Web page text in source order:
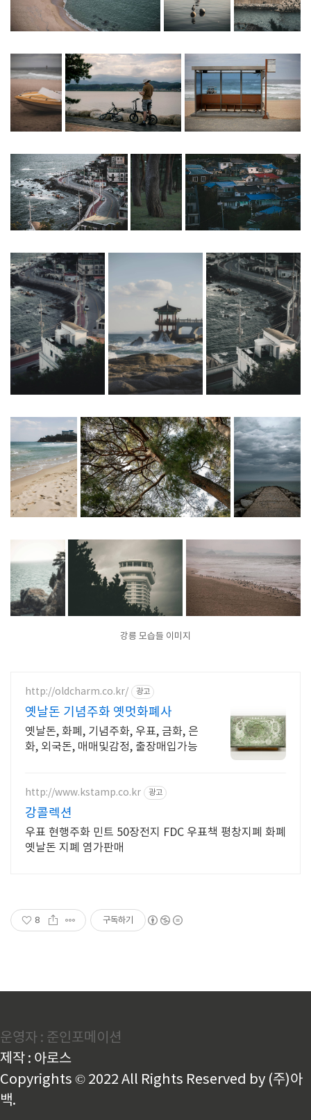
강릉 모습들 이미지
http://oldcharm.co.kr/ 광고
옛날돈 기념주화 옛멋화폐사
옛날돈, 화폐, 기념주화, 우표, 금화, 은
화, 외국돈, 매매및감정, 출장매입가능
http://www.kstamp.co.kr 광고
강콜렉션
우표 현행주화 민트 50장전지 FDC 우표책 평창지폐 화폐
옛날돈 지폐 염가판매
8 구독하기
운영자 : 준인포메이션
제작 : 아로스
Copyrights © 2022 All Rights Reserved by (주)아
백.